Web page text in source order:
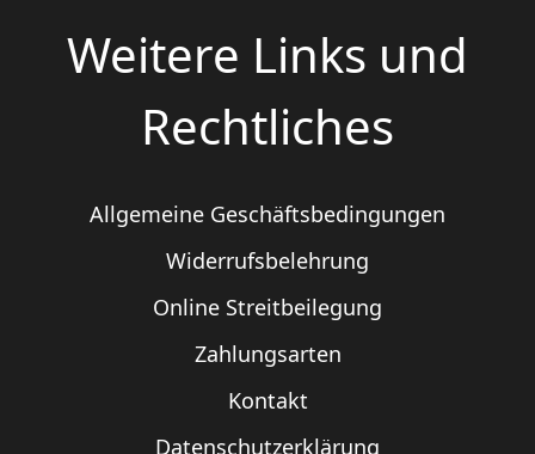
Weitere Links und
Rechtliches
Allgemeine Geschäftsbedingungen
Widerrufsbelehrung
Online Streitbeilegung
Zahlungsarten
Kontakt
Datenschutzerklärung